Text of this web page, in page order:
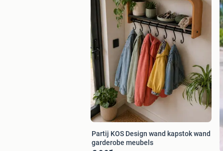
Partij KOS Design wand kapstok wand
garderobe meubels